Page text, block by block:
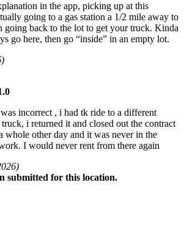
in the app, picking up at this
going to a gas station a 1/2 mile away to
going back to the lot to get your truck. Kinda
go here, then go “inside” in an empty lot.
incorrect , i had tk ride to a different
i returned it and closed out the contract
whole other day and it was never in the
I would never rent from there again
submitted for this location.